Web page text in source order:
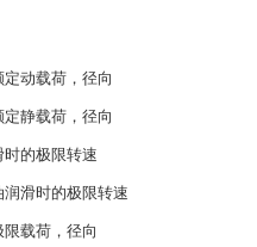
定动载荷，径向
定静载荷，径向
时的极限转速
润滑时的极限转速
限载荷，径向